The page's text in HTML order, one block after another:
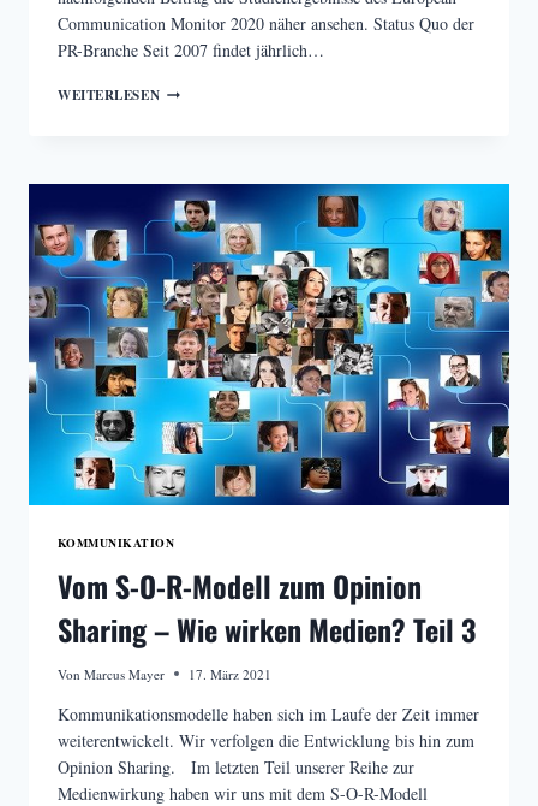
Communication Monitor 2020 näher ansehen. Status Quo der
PR-Branche Seit 2007 findet jährlich…
WEITERLESENEUROPEAN
KOMMUNIKATION
Vom S-O-R-Modell zum Opinion
Sharing – Wie wirken Medien? Teil 3
Von Marcus Mayer 17. März 2021
Kommunikationsmodelle haben sich im Laufe der Zeit immer
weiterentwickelt. Wir verfolgen die Entwicklung bis hin zum
Opinion Sharing. Im letzten Teil unserer Reihe zur
Medienwirkung haben wir uns mit dem S-O-R-Modell